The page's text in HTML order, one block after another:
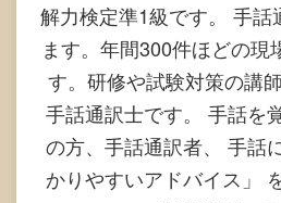
解力検定準1級です。 手話
ます。年間300件ほどの現
す。研修や試験対策の講
手話通訳士です。 手話を
の方、手話通訳者、 手話
かりやすいアドバイス」